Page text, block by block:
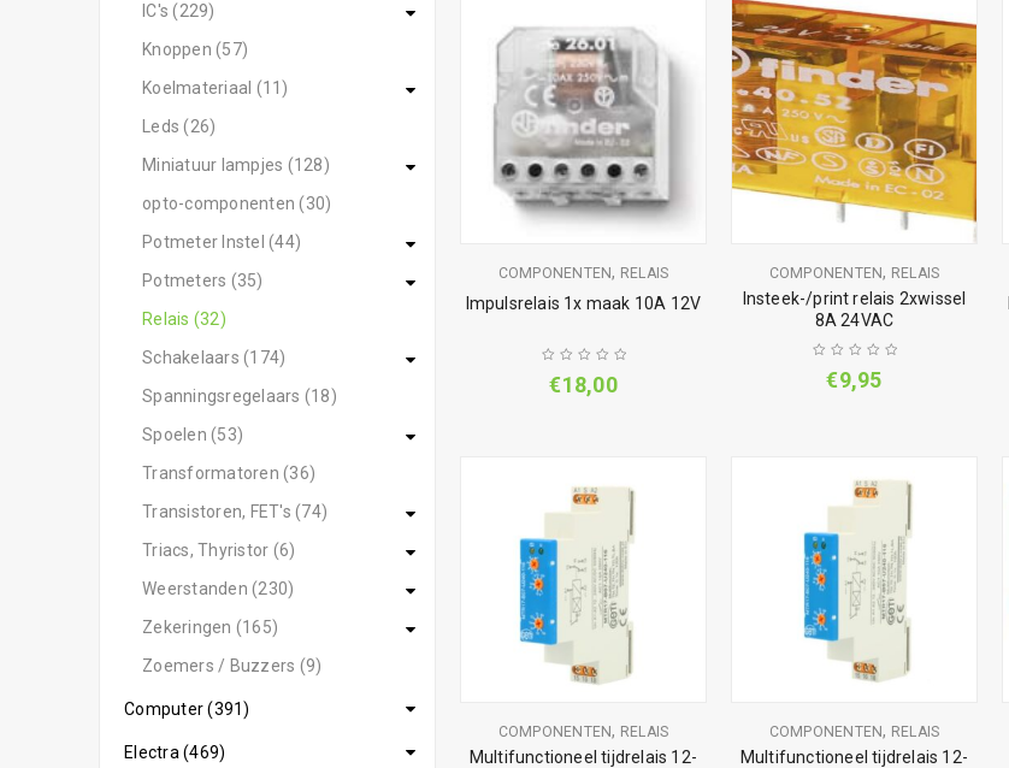
IC's (229)
Knoppen (57)
Koelmateriaal (11)
Leds (26)
Miniatuur lampjes (128)
opto-componenten (30)
Potmeter Instel (44)
Potmeters (35)
Relais (32)
Schakelaars (174)
Spanningsregelaars (18)
Spoelen (53)
Transformatoren (36)
Transistoren, FET's (74)
Triacs, Thyristor (6)
Weerstanden (230)
Zekeringen (165)
Zoemers / Buzzers (9)
Computer (391)
Electra (469)
COMPONENTEN, RELAIS
Impulsrelais 1x maak 10A 12V
€18,00
COMPONENTEN, RELAIS
Insteek-/print relais 2xwissel
8A 24VAC
€9,95
COMPONENTEN, RELAIS
Multifunctioneel tijdrelais 12-
COMPONENTEN, RELAIS
Multifunctioneel tijdrelais 12-